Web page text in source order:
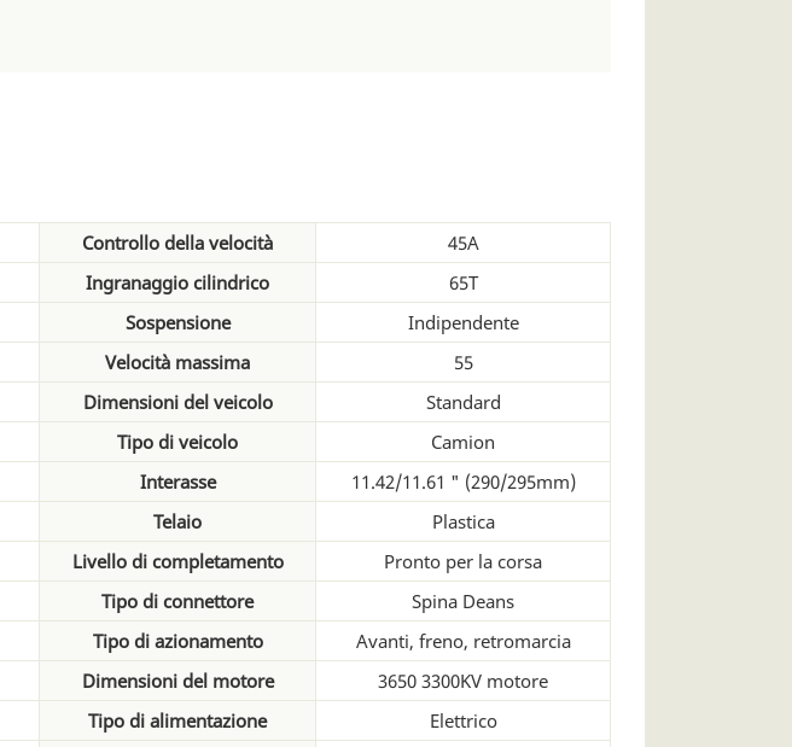
Controllo della velocità
45A
Ingranaggio cilindrico
65T
Sospensione
Indipendente
Velocità massima
55
Dimensioni del veicolo
Standard
Tipo di veicolo
Camion
Interasse
11.42/11.61 " (290/295mm)
Telaio
Plastica
Livello di completamento
Pronto per la corsa
Tipo di connettore
Spina Deans
Tipo di azionamento
Avanti, freno, retromarcia
Dimensioni del motore
3650 3300KV motore
Tipo di alimentazione
Elettrico